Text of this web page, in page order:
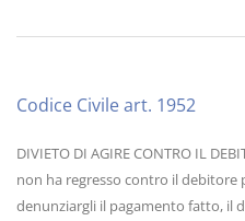
Codice Civile art. 1952
DIVIETO DI AGIRE CONTRO IL
non ha regresso contro il debitore
denunziargli il pagamento fatto, il